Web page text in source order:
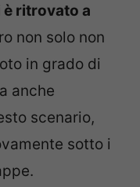
è ritrovato a
non solo non
in grado di
anche
scenario,
sotto i